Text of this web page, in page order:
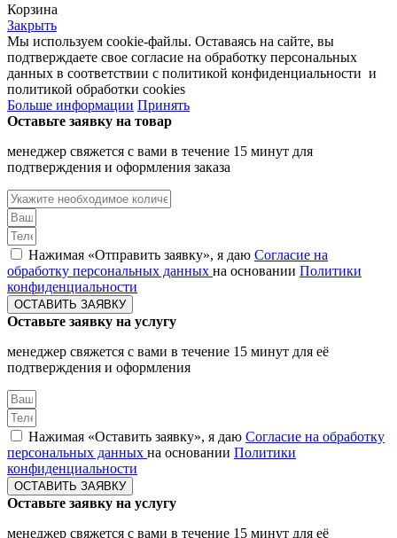
Корзина
Закрыть
Мы используем cookie-файлы. Оставаясь на сайте, вы
подтверждаете свое согласие на обработку персональных
данных в соответствии с политикой конфиденциальности и
политикой обработки cookies
Больше информации Принять
Оставьте заявку на товар
менеджер свяжется с вами в течение 15 минут для
подтверждения и оформления заказа
Нажимая «Отправить заявку», я даю Согласие на
обработку персональных данных на основании Политики
конфиденциальности
ОСТАВИТЬ ЗАЯВКУ
Оставьте заявку на услугу
менеджер свяжется с вами в течение 15 минут для её
подтверждения и оформления
Нажимая «Оставить заявку», я даю Согласие на обработку
персональных данных на основании Политики
конфиденциальности
ОСТАВИТЬ ЗАЯВКУ
Оставьте заявку на услугу
менеджер свяжется с вами в течение 15 минут для её